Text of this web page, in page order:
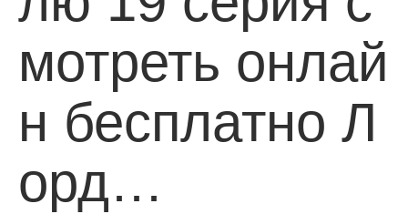
мотреть онлай
н бесплатно Л
орд…